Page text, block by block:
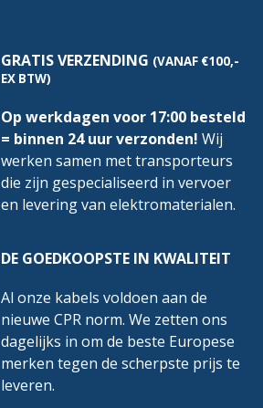
GRATIS VERZENDING (VANAF €100,-
EX BTW)
Op werkdagen voor 17:00 besteld
= binnen 24 uur verzonden! Wij
werken samen met transporteurs
die zijn gespecialiseerd in vervoer
en levering van elektromaterialen.
DE GOEDKOOPSTE IN KWALITEIT
Al onze kabels voldoen aan de
nieuwe CPR norm. We zetten ons
dagelijks in om de beste Europese
merken tegen de scherpste prijs te
leveren.